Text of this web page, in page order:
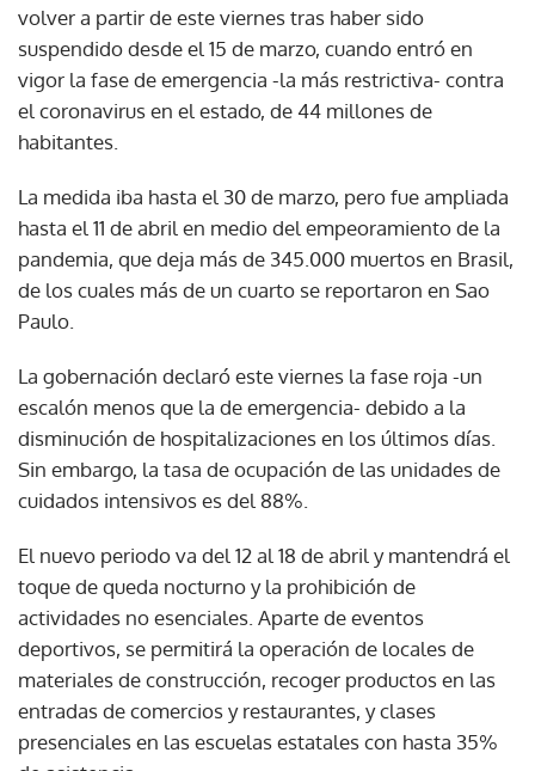
volver a partir de este viernes tras haber sido
suspendido desde el 15 de marzo, cuando entró en
vigor la fase de emergencia -la más restrictiva- contra
el coronavirus en el estado, de 44 millones de
habitantes.
La medida iba hasta el 30 de marzo, pero fue ampliada
hasta el 11 de abril en medio del empeoramiento de la
pandemia, que deja más de 345.000 muertos en Brasil,
de los cuales más de un cuarto se reportaron en Sao
Paulo.
La gobernación declaró este viernes la fase roja -un
escalón menos que la de emergencia- debido a la
disminución de hospitalizaciones en los últimos días.
Sin embargo, la tasa de ocupación de las unidades de
cuidados intensivos es del 88%.
El nuevo periodo va del 12 al 18 de abril y mantendrá el
toque de queda nocturno y la prohibición de
actividades no esenciales. Aparte de eventos
deportivos, se permitirá la operación de locales de
materiales de construcción, recoger productos en las
entradas de comercios y restaurantes, y clases
presenciales en las escuelas estatales con hasta 35%